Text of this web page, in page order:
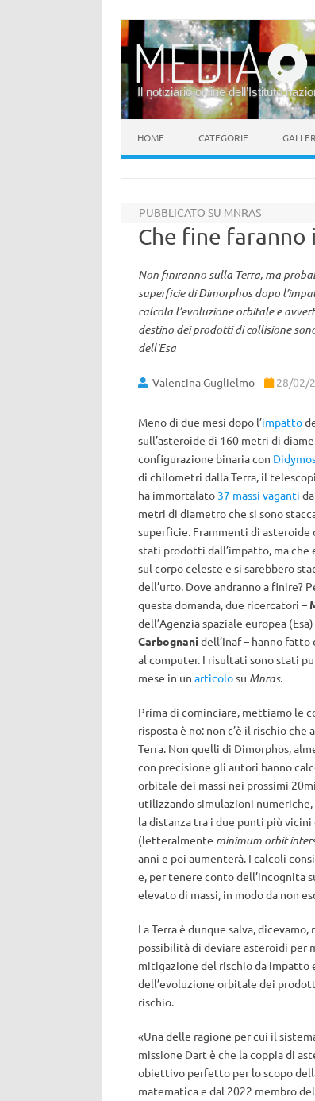
Il notiziario online dell’Istituto
HOME CATEGORIE
PUBBLICATO SU MNRAS
Che fine faranno
Non finiranno sulla Terra, ma
superficie di Dimorphos dopo
calcola l’evoluzione orbitale e
destino dei prodotti di collisione
dell’Esa
Valentina Guglielmo 28/02/
Meno di due mesi dopo l’impatto
sull’asteroide di 160 metri di
configurazione binaria con
di chilometri dalla Terra, il
ha immortalato 37 massi vaganti
metri di diametro che si sono
superficie. Frammenti di asteroide
stati prodotti dall’impatto, ma che
sul corpo celeste e si sarebbero
dell’urto. Dove andranno a finire?
questa domanda, due ricercatori –
dell’Agenzia spaziale europea (Esa)
Carbognani dell’Inaf – hanno
al computer. I risultati sono stati
mese in un articolosu Mnras.
Prima di cominciare, mettiamo le
risposta è no: non c’è il rischio che
Terra. Non quelli di Dimorphos,
con precisione gli autori hanno
orbitale dei massi nei prossimi
utilizzando simulazioni numeriche,
la distanza tra i due punti più
(letteralmente minimum orbit
anni e poi aumenterà. I calcoli
e, per tenere conto dell’incognita
elevato di massi, in modo da non
La Terra è dunque salva,
possibilità di deviare asteroidi per
mitigazione del rischio da impatto
dell’evoluzione orbitale dei
rischio.
«Una delle ragione per cui il
missione Dart è che la coppia di
obiettivo perfetto per lo scopo
matematica e dal 2022 membro